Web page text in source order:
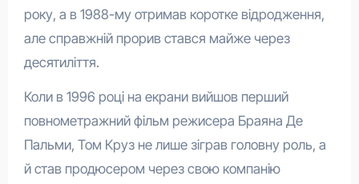
року, а в 1988-му отримав коротке відродження,
але справжній прорив стався майже через
десятиліття.
Коли в 1996 році на екрани вийшов перший
повнометражний фільм режисера Браяна Де
Пальми, Том Круз не лише зіграв головну роль, а
й став продюсером через свою компанію